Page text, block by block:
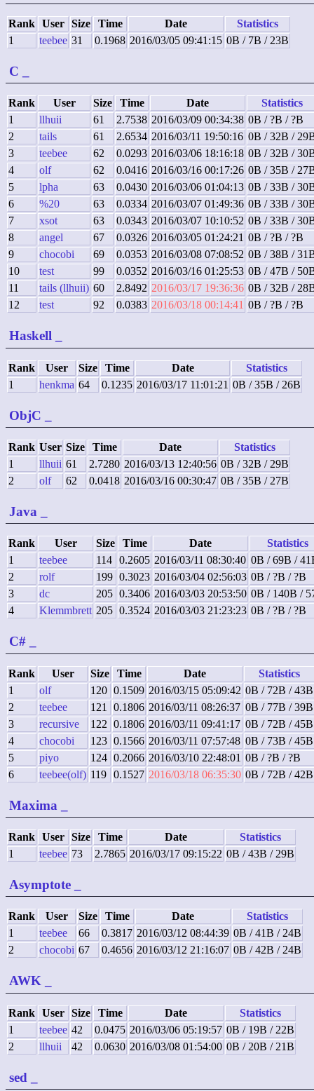
Rank User Size Time Date
Statistics
1
teebee 31 0.1968 2016/03/05 09:41:15 0B / 7B / 23B
C
Rank User Size Time Date
Statistics
1
llhuii 61 2.7538 2016/03/09 00:34:38 0B / ?B / ?B
2
tails 61 2.6534 2016/03/11 19:50:16 0B / 32B /
3
teebee 62 0.0293 2016/03/06 18:16:18 0B / 32B /
4
olf 62 0.0416 2016/03/16 00:17:26 0B / 35B /
5
lpha 63 0.0430 2016/03/06 01:04:13 0B / 33B /
6
%20 63 0.0334 2016/03/07 01:49:36 0B / 33B /
7
xsot 63 0.0343 2016/03/07 10:10:52 0B / 33B /
8
angel 67 0.0326 2016/03/05 01:24:21 0B / ?B / ?B
9
chocobi 69 0.0353 2016/03/08 07:08:52 0B / 38B /
10
test 99 0.0352 2016/03/16 01:25:53 0B / 47B /
11
tails (llhuii) 60 2.8492 2016/03/17 19:36:36 0B / 32B /
12
test 92 0.0383 2016/03/18 00:14:41 0B / ?B / ?B
Haskell
Rank User Size Time Date
Statistics
1
henkma 64 0.1235 2016/03/17 11:01:21 0B / 35B / 26B
ObjC
Rank User Size Time Date
Statistics
1
llhuii 61 2.7280 2016/03/13 12:40:56 0B / 32B / 29B
2
olf 62 0.0418 2016/03/16 00:30:47 0B / 35B / 27B
Java
Rank User Size Time Date
Statistics
1
teebee 114 0.2605 2016/03/11 08:30:40 0B / 69B /
2
rolf 199 0.3023 2016/03/04 02:56:03 0B / ?B / ?B
3
dc 205 0.3406 2016/03/03 20:53:50 0B / 140B /
4
Klemmbrett 205 0.3524 2016/03/03 21:23:23 0B / ?B / ?B
C#
Rank User Size Time Date
Statistics
1
olf 120 0.1509 2016/03/15 05:09:42 0B / 72B / 43B
2
teebee 121 0.1806 2016/03/11 08:26:37 0B / 77B / 39B
3
recursive 122 0.1806 2016/03/11 09:41:17 0B / 72B / 45B
4
chocobi 123 0.1566 2016/03/11 07:57:48 0B / 73B / 45B
5
piyo 124 0.2066 2016/03/10 22:48:01 0B / ?B / ?B
6
teebee(olf) 119 0.1527 2016/03/18 06:35:30 0B / 72B / 42B
Maxima
Rank User Size Time Date
Statistics
1
teebee 73 2.7865 2016/03/17 09:15:22 0B / 43B / 29B
Asymptote
Rank User Size Time Date
Statistics
1
teebee 66 0.3817 2016/03/12 08:44:39 0B / 41B / 24B
2
chocobi 67 0.4656 2016/03/12 21:16:07 0B / 42B / 24B
AWK
Rank User Size Time Date
Statistics
1
teebee 42 0.0475 2016/03/06 05:19:57 0B / 19B / 22B
2
llhuii 42 0.0630 2016/03/08 01:54:00 0B / 20B / 21B
sed